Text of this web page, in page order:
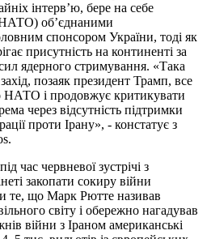
інтерв’ю, бере на себе
об’єднаними
спонсором України, тоді як
присутність на континенті за
ядерного стримування. «Така
позаяк президент Трамп, все
НАТО і продовжує критикувати
через відсутність підтримки
проти Ірану», - констатує з
час червневої зустрічі з
закопати сокиру війни
те, що Марк Рютте називав
світу і обережно нагадував
війни з Іраном американські